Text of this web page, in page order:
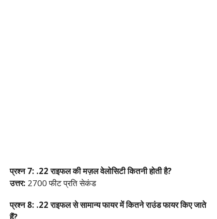
प्रश्न 7: .22 राइफल की मज़ल वेलोसिटी कितनी होती है?
उत्तर: 2700 फीट प्रति सेकंड
प्रश्न 8: .22 राइफल से सामान्य फायर में कितने राउंड फायर किए जाते